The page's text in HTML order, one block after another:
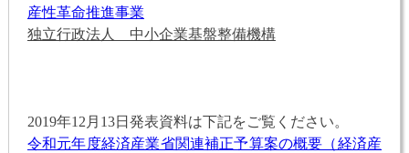
産性革命推進事業
独立行政法人 中小企業基盤整備機構
2019年12月13日発表資料は下記をご覧ください。
令和元年度経済産業省関連補正予算案の概要（経済産